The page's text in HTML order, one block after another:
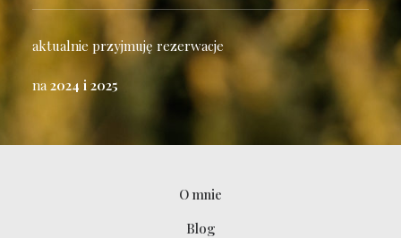
aktualnie przyjmuję rezerwacje
na2024 i 2025
O mnie
Blog